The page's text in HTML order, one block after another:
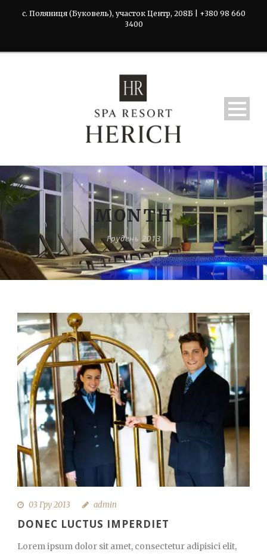
с. Поляниця (Буковель), участок Центр, 208Б | +380 98 660
3400
MONTH
Грудень 2013
03 Гру 2013 admin
DONEC LUCTUS IMPERDIET
Lorem ipsum dolor sit amet, consectetur adipisici elit,